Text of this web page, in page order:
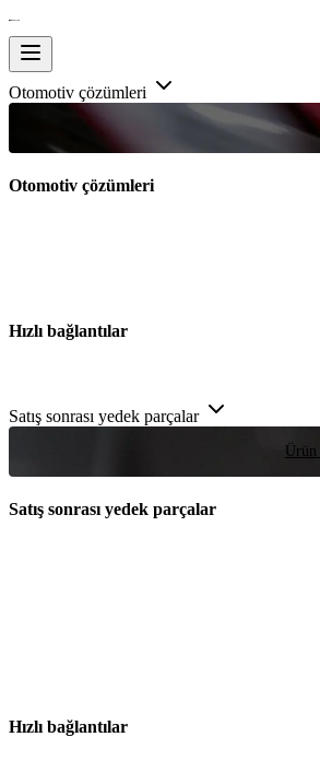
Otomotiv çözümleri
Otomotiv çözümleri
Hızlı bağlantılar
Satış sonrası yedek parçalar
Ürün
Satış sonrası yedek parçalar
Hızlı bağlantılar